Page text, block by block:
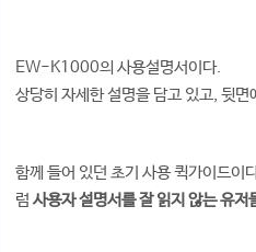
EW-K1000의 사용설명서이다.
상당히 자세한 설명을 담고 있고, 뒷
함께 들어 있던 초기 사용 퀵가이드이
럼 사용자 설명서를 잘 읽지 않는 유저